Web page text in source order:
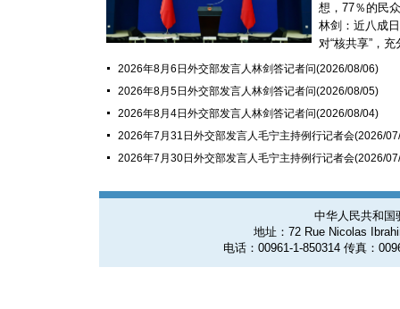
想，77％的民
林剑：近八成
对“核共享”，
2026年8月6日外交部发言人林剑答记者问(2026/08/06)
2026年8月5日外交部发言人林剑答记者问(2026/08/05)
2026年8月4日外交部发言人林剑答记者问(2026/08/04)
2026年7月31日外交部发言人毛宁主持例行记者会(2026/
2026年7月30日外交部发言人毛宁主持例行记者会(2026/
中华人民共和国
地址：72 Rue Nicolas
电话：00961-1-850314 传真：